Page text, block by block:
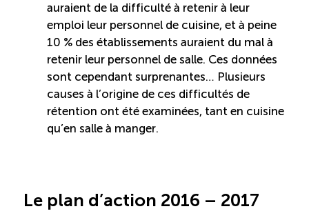
auraient de la difficulté à retenir à leur
emploi leur personnel de cuisine, et à peine
10 % des établissements auraient du mal à
retenir leur personnel de salle. Ces données
sont cependant surprenantes… Plusieurs
causes à l’origine de ces difficultés de
rétention ont été examinées, tant en cuisine
qu’en salle à manger.
Le plan d’action 2016 – 2017